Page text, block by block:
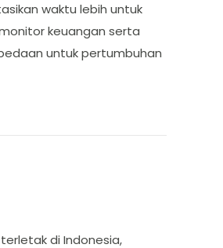
waktu lebih untuk
keuangan serta
untuk pertumbuhan
di Indonesia,